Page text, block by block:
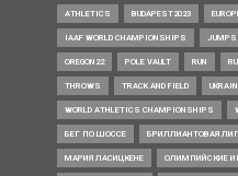
ATHLETICS BUDAPEST2023
IAAF WORLD CHAMPIONSHIPS JUMPS
OREGON22 POLE VAULT RUN
THROWS TRACK AND FIELD
WORLD ATHLETICS CHAMPIONSHIPS
БЕГ ПО ШОССЕ БРИЛЛИАНТОВАЯ
МАРИЯ ЛАСИЦКЕНЕ ОЛИМПИЙСКИЕ